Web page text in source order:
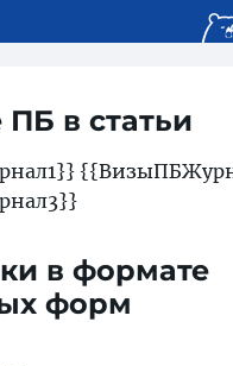
сookie-файлы. Что
в статьи
в формате
форм